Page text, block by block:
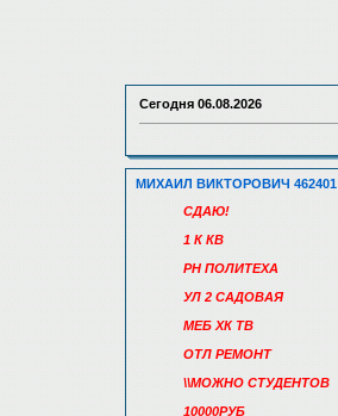
Сегодня 06.08.2026
МИХАИЛ ВИКТОРОВИЧ 462401
СДАЮ!
1 К КВ
РН ПОЛИТЕХА
УЛ 2 САДОВАЯ
МЕБ ХК ТВ
ОТЛ РЕМОНТ
\\МОЖНО СТУДЕНТОВ
10000РУБ